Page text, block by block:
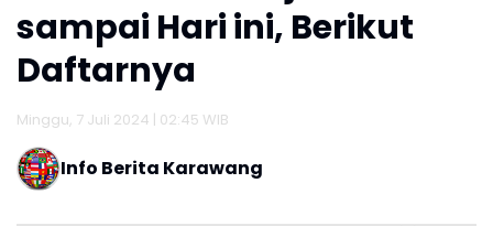
sampai Hari ini, Berikut
Daftarnya
Minggu, 7 Juli 2024 | 02:45 WIB
Info Berita Karawang